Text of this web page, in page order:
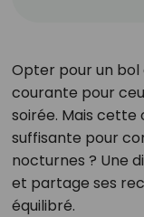
Opter pour un bol
courante pour
soirée. Mais
suffisante pour
nocturnes ? Une
et partage ses
équilibré.